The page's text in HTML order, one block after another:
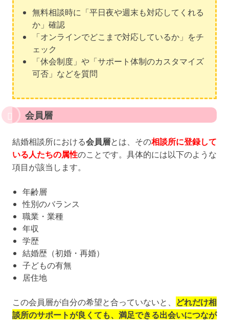
無料相談時に「平日夜や週末も対応してくれる
か」確認
「オンラインでどこまで対応しているか」をチ
ェック
「休会制度」や「サポート体制のカスタマイズ
可否」などを質問
会員層
結婚相談所における会員層とは、その相談所に登録して
いる人たちの属性のことです。具体的には以下のような
項目が該当します。
年齢層
性別のバランス
職業・業種
年収
学歴
結婚歴（初婚・再婚）
子どもの有無
居住地
この会員層が自分の希望と合っていないと、 どれだけ相
談所のサポートが良くても、満足できる出会いにつなが